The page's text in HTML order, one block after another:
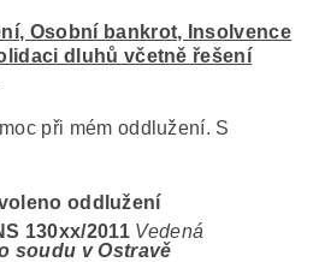
Osobní bankrot, Insolvence
dluhů včetně řešení
při mém oddlužení. S
oddlužení
130xx/2011 Vedená
soudu v Ostravě